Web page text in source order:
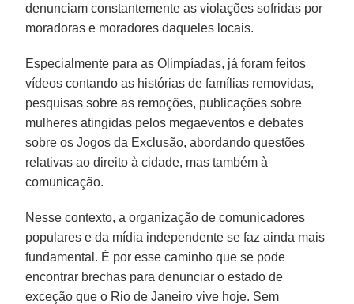
denunciam constantemente as violações sofridas por
moradoras e moradores daqueles locais.
Especialmente para as Olimpíadas, já foram feitos
vídeos contando as histórias de famílias removidas,
pesquisas sobre as remoções, publicações sobre
mulheres atingidas pelos megaeventos e debates
sobre os Jogos da Exclusão, abordando questões
relativas ao direito à cidade, mas também à
comunicação.
Nesse contexto, a organização de comunicadores
populares e da mídia independente se faz ainda mais
fundamental. É por esse caminho que se pode
encontrar brechas para denunciar o estado de
exceção que o Rio de Janeiro vive hoje. Sem